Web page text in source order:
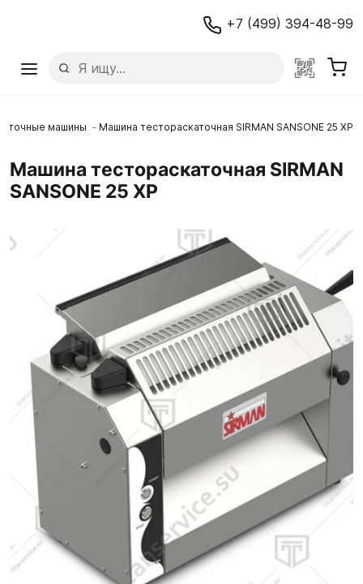
+7 (499) 394-48-99
машины Машина тестораскаточная SIRMAN SANSONE 25 XP
Машина тестораскаточная SIRMAN
SANSONE 25 XP